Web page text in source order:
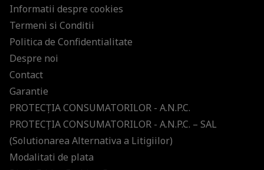
Informatii despre cookies
Termeni si Conditii
Politica de Confidentialitate
Despre noi
Contact
Garantie
PROTECŢIA CONSUMATORILOR - A.N.P.C.
PROTECŢIA CONSUMATORILOR - A.N.P.C. – SAL
(Solutionarea Alternativa a Litigiilor)
Modalitati de plata